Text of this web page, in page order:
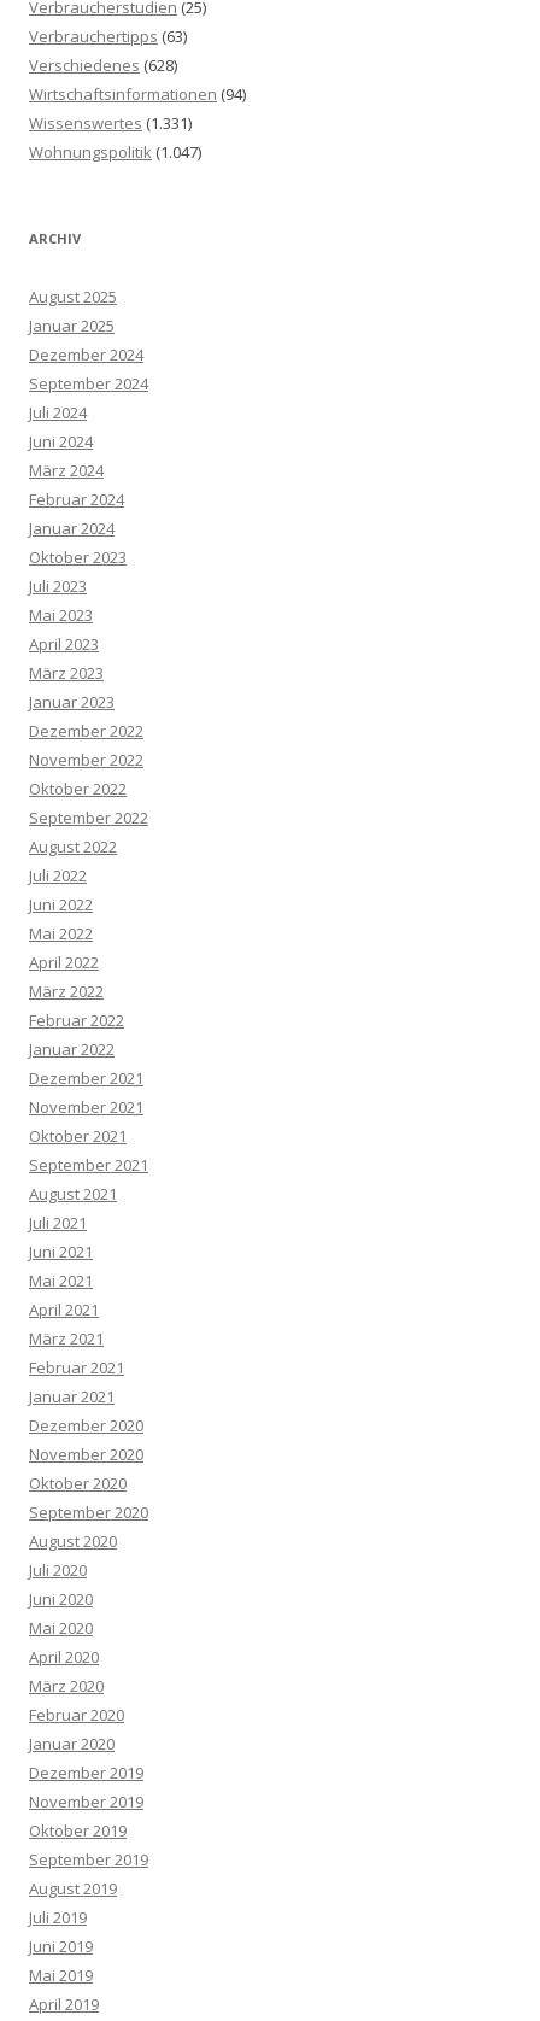
Verbraucherstudien (25)
Verbrauchertipps (63)
Verschiedenes (628)
Wirtschaftsinformationen (94)
Wissenswertes (1.331)
Wohnungspolitik (1.047)
ARCHIV
August 2025
Januar 2025
Dezember 2024
September 2024
Juli 2024
Juni 2024
März 2024
Februar 2024
Januar 2024
Oktober 2023
Juli 2023
Mai 2023
April 2023
März 2023
Januar 2023
Dezember 2022
November 2022
Oktober 2022
September 2022
August 2022
Juli 2022
Juni 2022
Mai 2022
April 2022
März 2022
Februar 2022
Januar 2022
Dezember 2021
November 2021
Oktober 2021
September 2021
August 2021
Juli 2021
Juni 2021
Mai 2021
April 2021
März 2021
Februar 2021
Januar 2021
Dezember 2020
November 2020
Oktober 2020
September 2020
August 2020
Juli 2020
Juni 2020
Mai 2020
April 2020
März 2020
Februar 2020
Januar 2020
Dezember 2019
November 2019
Oktober 2019
September 2019
August 2019
Juli 2019
Juni 2019
Mai 2019
April 2019